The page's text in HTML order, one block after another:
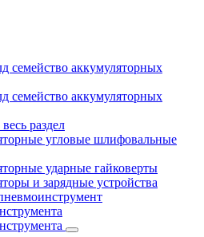
семейство аккумуляторных
семейство аккумуляторных
раздел
угловые шлифовальные
ударные гайковерты
и зарядные устройства